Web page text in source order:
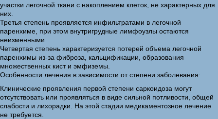
участки легочной ткани с накоплением клеток, не характерных для
них.
Третья степень проявляется инфильтратами в легочной
паренхиме, при этом внутригрудные лимфоузлы остаются
неизменными.
Четвертая степень характеризуется потерей объема легочной
паренхимы из-за фиброза, кальцификации, образования
множественных кист и эмфиземы.
Особенности лечения в зависимости от степени заболевания:
Клинические проявления первой степени саркоидоза могут
отсутствовать или проявляться в виде сильной потливости, общей
слабости и лихорадки. На этой стадии медикаментозное лечение
не требуется.